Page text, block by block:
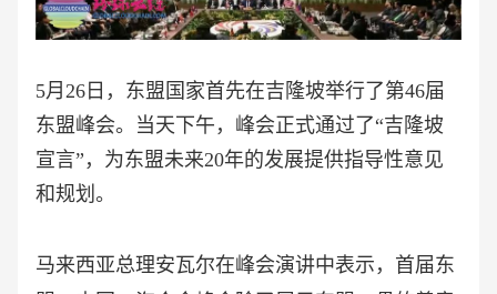
5月26日，东盟国家首先在吉隆坡举行了第46届
东盟峰会。当天下午，峰会正式通过了“吉隆坡
宣言”，为东盟未来20年的发展提供指导性意见
和规划。
马来西亚总理安瓦尔在峰会演讲中表示，首届东